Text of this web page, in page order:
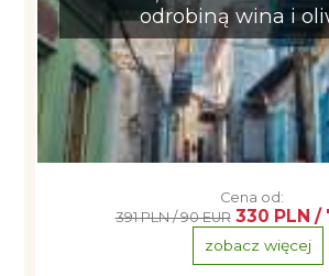
odrobiną wina i
Cena od:
391 PLN / 90 EUR 330 PLN /
zobacz więcej